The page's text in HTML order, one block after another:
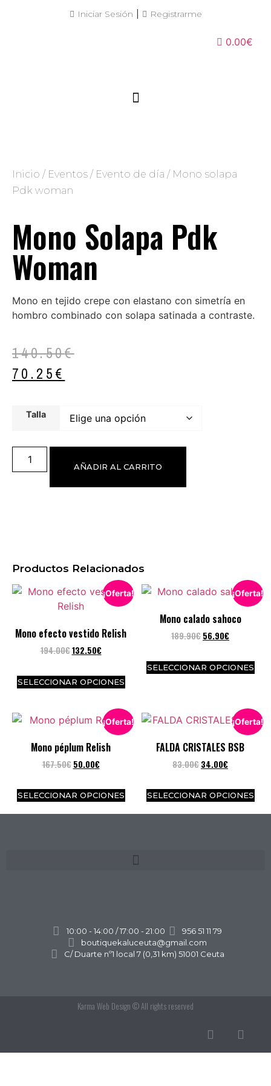
Iniciar Sesión Registrarme
0.00€
Inicio / Eventos / Evento de día / Mono solapa
Pdk woman
Mono Solapa Pdk
Woman
Mono en tejido crepe con elastano con simetría en
hombro combinado con solapa satinada a contraste.
140.50€
70.25€
Talla
AÑADIR AL CARRITO
Productos Relacionados
¡Oferta!
Mono efecto vestido Relish
194.00€132.50€
SELECCIONAR OPCIONES
¡Oferta!
Mono calado sahoco
189.90€ 56.90€
SELECCIONAR OPCIONES
¡Oferta!
Mono péplum Relish
167.50€ 50.00€
SELECCIONAR OPCIONES
¡Oferta!
FALDA CRISTALES BSB
83.00€ 34.00€
SELECCIONAR OPCIONES
10:00 - 14:00 / 17:00 - 21:00
956 51 11 79
boutiquekaluceuta@gmail.com
C/ Duarte nº1 local 7 (0,31 km) 51001 Ceuta
Karma Web Design © All rights reserved